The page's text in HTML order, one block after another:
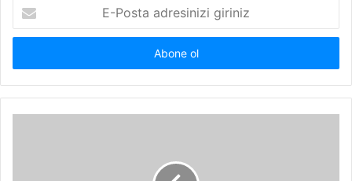
Posta
adresinizi